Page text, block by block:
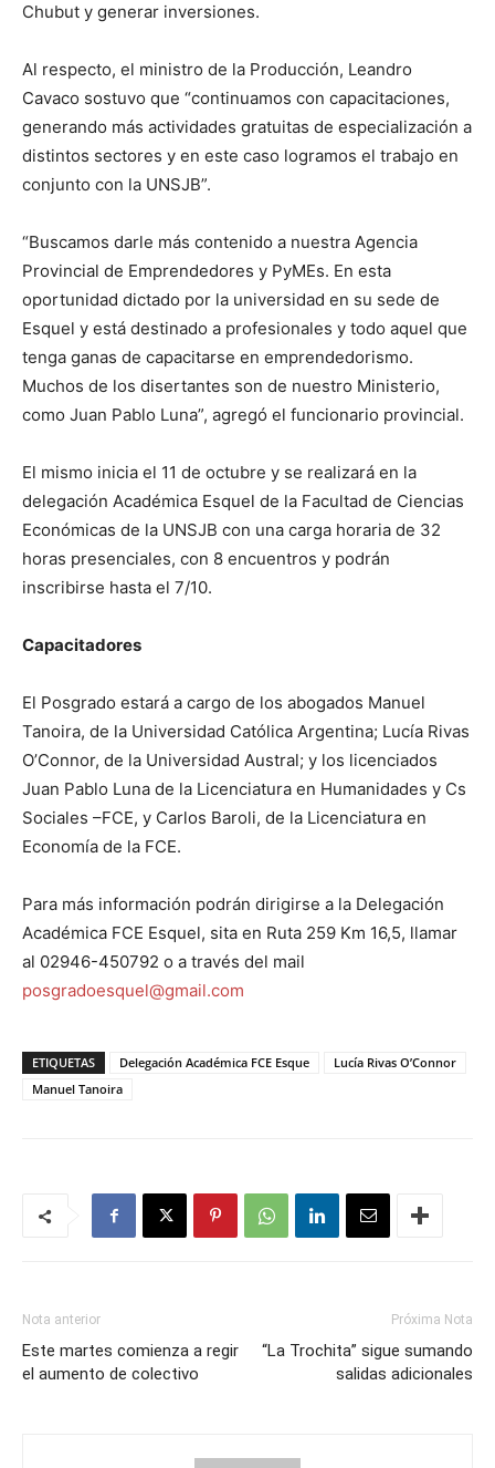
Chubut y generar inversiones.
Al respecto, el ministro de la Producción, Leandro
Cavaco sostuvo que “continuamos con capacitaciones,
generando más actividades gratuitas de especialización a
distintos sectores y en este caso logramos el trabajo en
conjunto con la UNSJB”.
“Buscamos darle más contenido a nuestra Agencia
Provincial de Emprendedores y PyMEs. En esta
oportunidad dictado por la universidad en su sede de
Esquel y está destinado a profesionales y todo aquel que
tenga ganas de capacitarse en emprendedorismo.
Muchos de los disertantes son de nuestro Ministerio,
como Juan Pablo Luna”, agregó el funcionario provincial.
El mismo inicia el 11 de octubre y se realizará en la
delegación Académica Esquel de la Facultad de Ciencias
Económicas de la UNSJB con una carga horaria de 32
horas presenciales, con 8 encuentros y podrán
inscribirse hasta el 7/10.
Capacitadores
El Posgrado estará a cargo de los abogados Manuel
Tanoira, de la Universidad Católica Argentina; Lucía Rivas
O’Connor, de la Universidad Austral; y los licenciados
Juan Pablo Luna de la Licenciatura en Humanidades y Cs
Sociales –FCE, y Carlos Baroli, de la Licenciatura en
Economía de la FCE.
Para más información podrán dirigirse a la Delegación
Académica FCE Esquel, sita en Ruta 259 Km 16,5, llamar
al 02946-450792 o a través del mail
posgradoesquel@gmail.com
ETIQUETAS Delegación Académica FCE Esque
Lucía Rivas O’Connor
Manuel Tanoira
Nota anterior
Este martes comienza a regir
el aumento de colectivo
Próxima Nota
“La Trochita” sigue sumando
salidas adicionales